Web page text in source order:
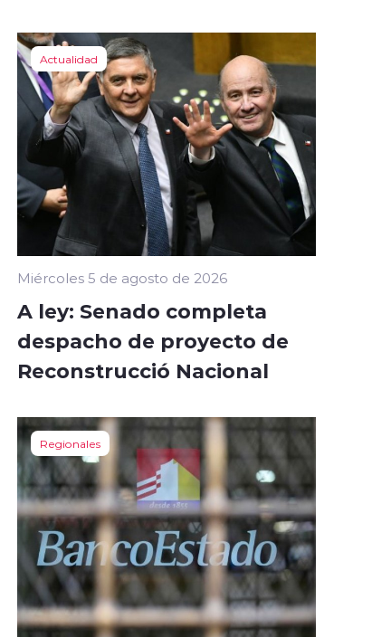
Actualidad
Miércoles 5 de agosto de 2026
A ley: Senado completa
despacho de proyecto de
Reconstrucció Nacional
Regionales